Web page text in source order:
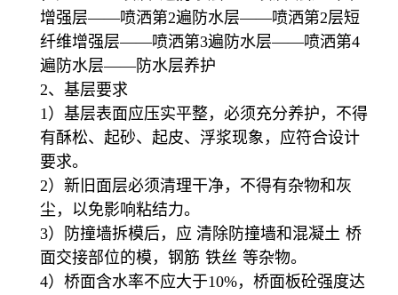
增强层——喷洒第2遍防水层——喷洒第2层短
纤维增强层——喷洒第3遍防水层——喷洒第4
遍防水层——防水层养护
2、基层要求
1）基层表面应压实平整，必须充分养护，不得
有酥松、起砂、起皮、浮浆现象，应符合设计
要求。
2）新旧面层必须清理干净，不得有杂物和灰
尘，以免影响粘结力。
3）防撞墙拆模后，应 清除防撞墙和 混凝土 桥
面交接部位的模， 钢筋 铁丝 等杂物。
4）桥面含水率不应大于10%，桥面板砼强度达